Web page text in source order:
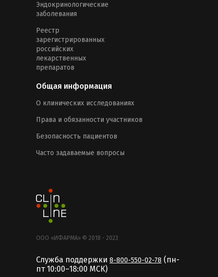
Эндокринологические
заболевания
Реестр
зарегистрированных
российских
лекарственных
препаратов
Общая информация
О клинических исследованиях
Права и обязанности участников
Безопасность пациентов
Часто задаваемые вопросы
ООО «ИФАРМА» © 2018 - 2023
Служба поддержки 8-800-550-02-78 (пн-
пт 10:00–18:00 MCК)